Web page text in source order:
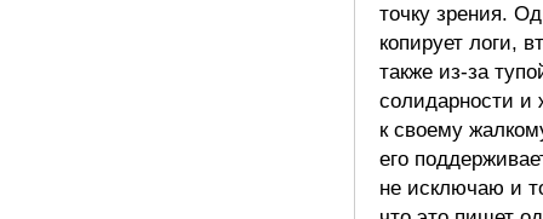
точку зрения.
копирует логи,
также из-за
солидарности и
к своему
его
не исключаю и